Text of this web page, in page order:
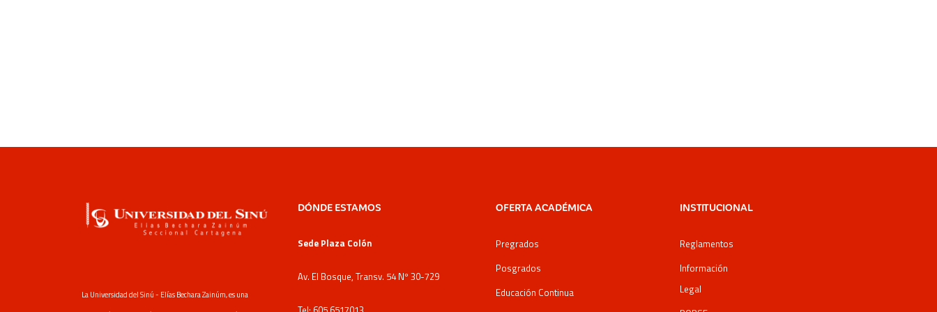
La Universidad del Sinú - Elías Bechara Zainúm, es una
DÓNDE ESTAMOS
Sede Plaza Colón
Av. El Bosque, Transv. 54 Nº 30-729
OFERTA ACADÉMICA
Pregrados
Posgrados
Educación Continua
INSTITUCIONAL
Reglamentos
Información
Legal